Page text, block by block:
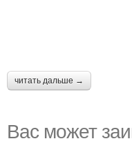
читать дальше →
Вас может